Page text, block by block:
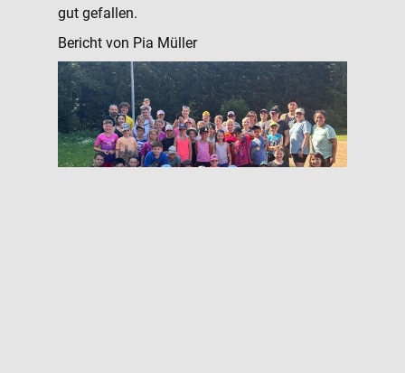
gut gefallen.
Bericht von Pia Müller